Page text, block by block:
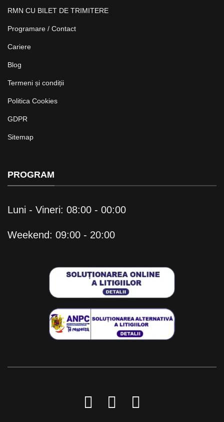
RMN CU BILET DE TRIMITERE
Programare / Contact
Cariere
Blog
Termeni și condiții
Politica Cookies
GDPR
Sitemap
PROGRAM
Luni - Vineri: 08:00 - 00:00
Weekend: 09:00 - 20:00